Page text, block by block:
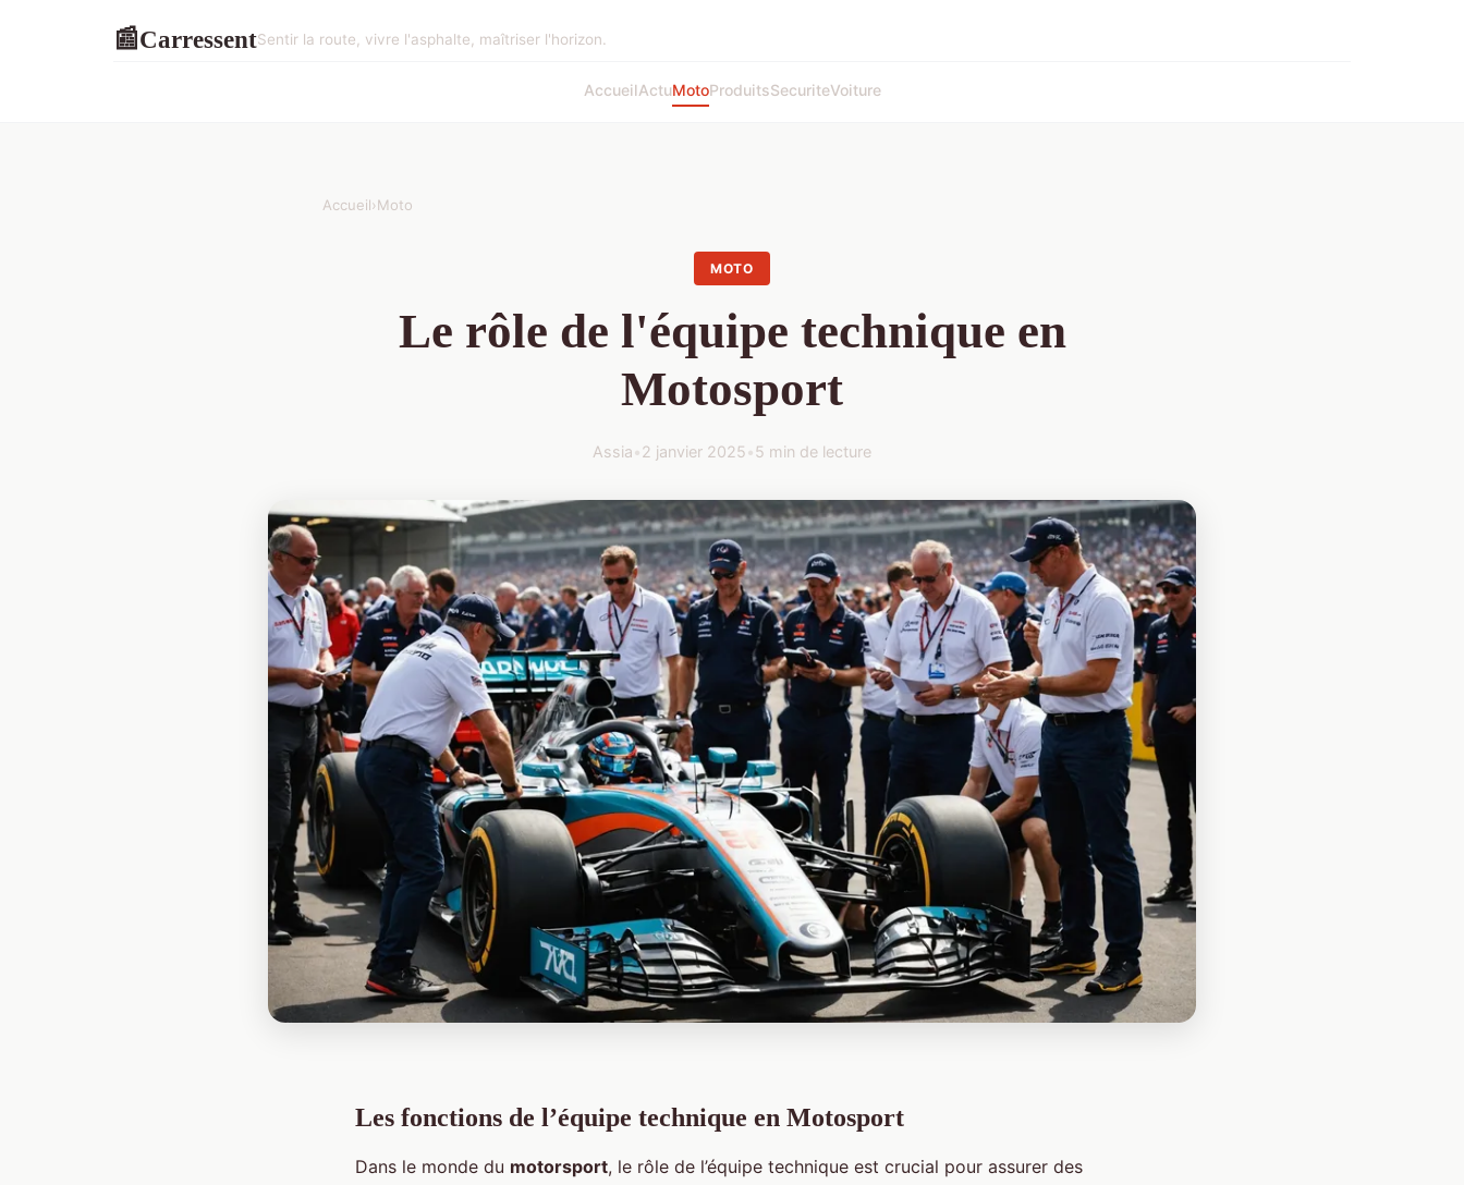
📰CarressentSentir la route, vivre l'asphalte, maîtriser l'horizon.
AccueilActuMotoProduitsSecuriteVoiture
Accueil›Moto
MOTO
Le rôle de l'équipe technique en
Motosport
Assia•2 janvier 2025•5 min de lecture
Les fonctions de l’équipe technique en Motosport
Dans le monde du motorsport, le rôle de l’équipe technique est crucial pour assurer des